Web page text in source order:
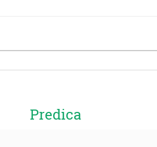
Predica